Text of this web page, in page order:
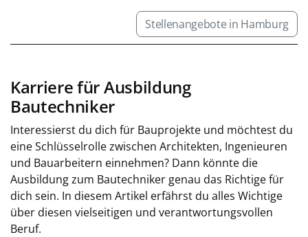
Stellenangebote in Hamburg
Karriere für Ausbildung
Bautechniker
Interessierst du dich für Bauprojekte und möchtest du
eine Schlüsselrolle zwischen Architekten, Ingenieuren
und Bauarbeitern einnehmen? Dann könnte die
Ausbildung zum Bautechniker genau das Richtige für
dich sein. In diesem Artikel erfährst du alles Wichtige
über diesen vielseitigen und verantwortungsvollen
Beruf.